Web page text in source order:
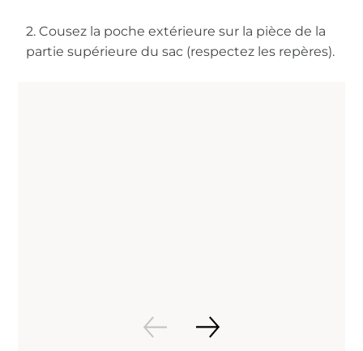
2. Cousez la poche extérieure sur la pièce de la
partie supérieure du sac (respectez les repères).